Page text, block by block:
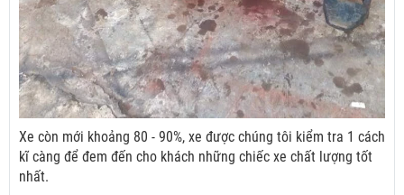
Xe còn mới khoảng 80 - 90%, xe được chúng tôi kiểm tra 1 cách
kĩ càng để đem đến cho khách những chiếc xe chất lượng tốt
nhất.